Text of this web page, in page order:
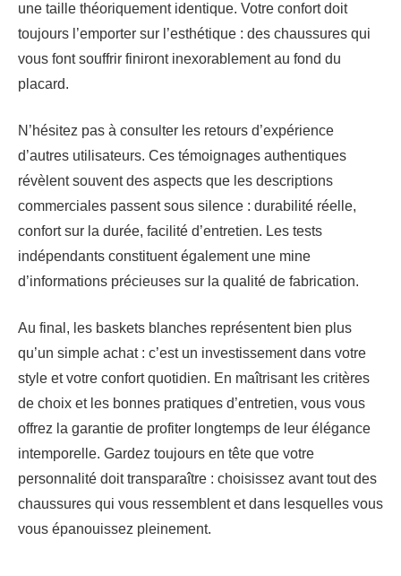
une taille théoriquement identique. Votre confort doit
toujours l’emporter sur l’esthétique : des chaussures qui
vous font souffrir finiront inexorablement au fond du
placard.
N’hésitez pas à consulter les retours d’expérience
d’autres utilisateurs. Ces témoignages authentiques
révèlent souvent des aspects que les descriptions
commerciales passent sous silence : durabilité réelle,
confort sur la durée, facilité d’entretien. Les tests
indépendants constituent également une mine
d’informations précieuses sur la qualité de fabrication.
Au final, les baskets blanches représentent bien plus
qu’un simple achat : c’est un investissement dans votre
style et votre confort quotidien. En maîtrisant les critères
de choix et les bonnes pratiques d’entretien, vous vous
offrez la garantie de profiter longtemps de leur élégance
intemporelle. Gardez toujours en tête que votre
personnalité doit transparaître : choisissez avant tout des
chaussures qui vous ressemblent et dans lesquelles vous
vous épanouissez pleinement.